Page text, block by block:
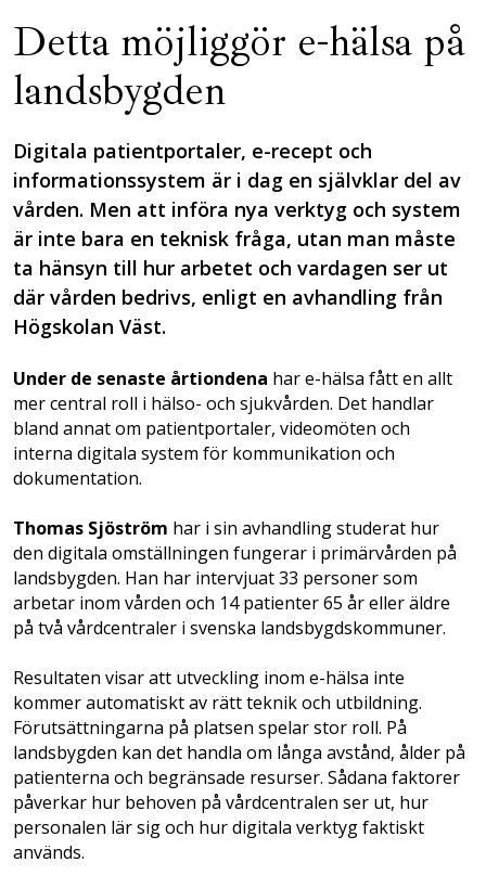
Detta möjliggör e-hälsa på
landsbygden
Digitala patientportaler, e-recept och
informationssystem är i dag en självklar del av
vården. Men att införa nya verktyg och system
är inte bara en teknisk fråga, utan man måste
ta hänsyn till hur arbetet och vardagen ser ut
där vården bedrivs, enligt en avhandling från
Högskolan Väst.
Under de senaste årtiondena har e-hälsa fått en allt
mer central roll i hälso- och sjukvården. Det handlar
bland annat om patientportaler, videomöten och
interna digitala system för kommunikation och
dokumentation.
Thomas Sjöström har i sin avhandling studerat hur
den digitala omställningen fungerar i primärvården på
landsbygden. Han har intervjuat 33 personer som
arbetar inom vården och 14 patienter 65 år eller äldre
på två vårdcentraler i svenska landsbygdskommuner.
Resultaten visar att utveckling inom e-hälsa inte
kommer automatiskt av rätt teknik och utbildning.
Förutsättningarna på platsen spelar stor roll. På
landsbygden kan det handla om långa avstånd, ålder på
patienterna och begränsade resurser. Sådana faktorer
påverkar hur behoven på vårdcentralen ser ut, hur
personalen lär sig och hur digitala verktyg faktiskt
används.